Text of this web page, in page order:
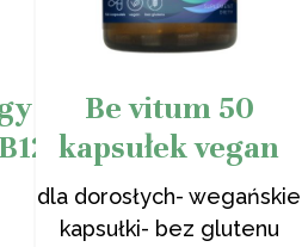
Be vitum 50
kapsułek vegan
dla dorosłych- wegańskie
kapsułki- bez glutenu